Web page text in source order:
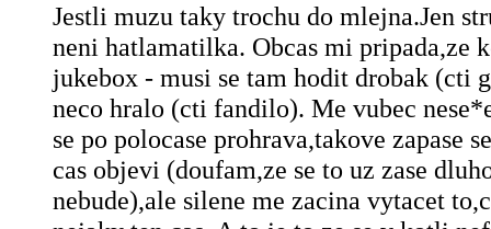
Jestli muzu taky trochu do mlejna.Jen
neni hatlamatilka. Obcas mi pripada,ze
jukebox - musi se tam hodit drobak (cti
neco hralo (cti fandilo). Me vubec
se po polocase prohrava,takove zapase
cas objevi (doufam,ze se to uz zase
nebude),ale silene me zacina vytacet